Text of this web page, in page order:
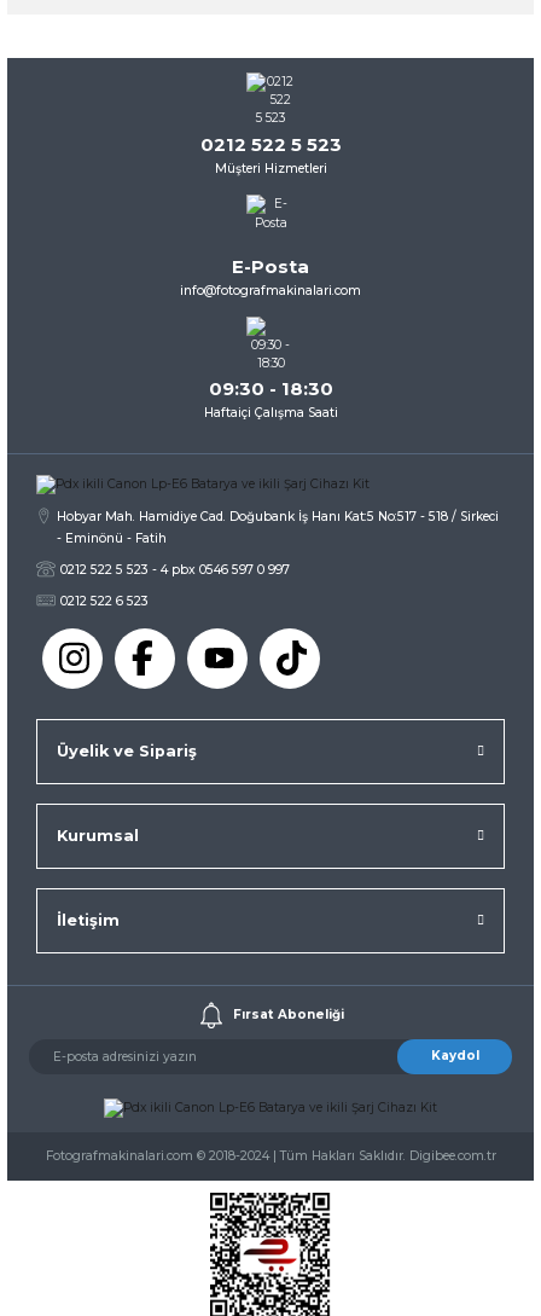
konularda yetersiz gördüğünüz noktaları öneri formunu
kullanarak tarafımıza iletebilirsiniz.
Görüş ve önerileriniz için teşekkür ederiz.
Ürün resmi kalitesiz, bozuk veya görüntülenemiyor.
Ürün açıklamasında eksik bilgiler bulunuyor.
Ürün fiyatı diğer sitelerden daha pahalı.
0212 522 5 523
Müşteri Hizmetleri
E-Posta
info@fotografmakinalari.com
09:30 - 18:30
Haftaiçi Çalışma Saati
Hobyar Mah. Hamidiye Cad. Doğubank İş Hanı Kat:5 No:517 - 518 / Sirkeci
- Eminönü - Fatih
0212 522 5 523 - 4 pbx 0546 597 0 997
0212 522 6 523
Üyelik ve Sipariş
Kurumsal
İletişim
Fırsat Aboneliği
Kaydol
Fotografmakinalari.com © 2018-2024 | Tüm Hakları Saklıdır. Digibee.com.tr